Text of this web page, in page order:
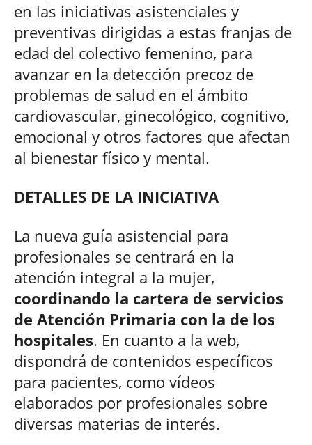
en las iniciativas asistenciales y
preventivas dirigidas a estas franjas de
edad del colectivo femenino, para
avanzar en la detección precoz de
problemas de salud en el ámbito
cardiovascular, ginecológico, cognitivo,
emocional y otros factores que afectan
al bienestar físico y mental.
DETALLES DE LA INICIATIVA
La nueva guía asistencial para
profesionales se centrará en la
atención integral a la mujer,
coordinando la cartera de servicios
de Atención Primaria con la de los
hospitales. En cuanto a la web,
dispondrá de contenidos específicos
para pacientes, como vídeos
elaborados por profesionales sobre
diversas materias de interés.